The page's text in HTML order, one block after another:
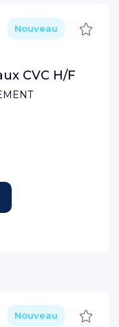
Nouveau
CVC H/F
Nouveau